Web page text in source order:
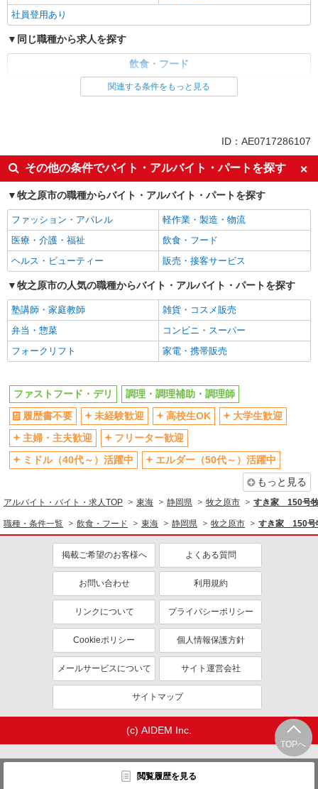
社員登用あり
同じ職種から求人を探す
飲食・フード
ファストフード・デリ
調理・調理補助・調理師
大学生歓迎
ミドル（40代～）活躍中
週2～3日勤務OK
短時間勤務（1日4h以内）OK
深夜
車通勤OK
扶養内勤務OK
交通費支給
社会保険あり
まかない・食事補助
社員登用あり
関連する条件をもっと見る
ID：AE0717286107
その他の条件でバイト・アルバイト・パートを探す
牧之原市の職種からバイト・アルバイト・パートを探す
ファッション・アパレル
軽作業・製造・物流
医療・介護・福祉
飲食・フード
ヘルス・ビューティー
販売・接客サービス
牧之原市の人気の職種からバイト・アルバイト・パートを探す
塾講師・家庭教師
雑貨・コスメ販売
弁当・惣菜
コンビニ・スーパー
フォークリフト
家電・携帯販売
TOPへ
閲覧履歴を見る
ファストフード・デリ
調理・調理補助・調理師
履歴書不要
未経験歓迎 高校生OK
大学生歓迎
主婦・主夫歓迎
フリーター歓迎
ミドル（40代～）活躍中
エルダー（50代～）活躍中
もっと見る
アルバイト・バイト・求人TOP 東海 静岡県 牧之原市 すき家 150号
職種・条件一覧 飲食・フード 東海 静岡県 牧之原市 すき家 150号
掲載ご希望のお客様へ よくある質問
お問い合わせ 利用規約
リンクについて プライバシーポリシー
Cookieポリシー 個人情報保護方針
メールサービスについて サイト運営会社
サイトマップ
(c) AIDEM Inc.